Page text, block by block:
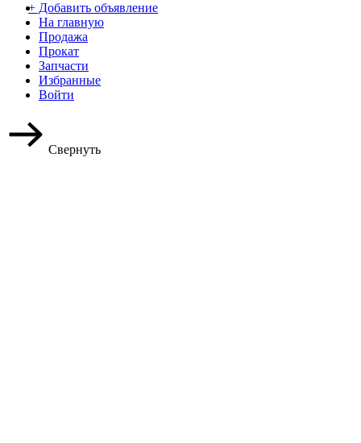
+ Добавить объявление
На главную
Продажа
Прокат
Запчасти
Избранные
Войти
Свернуть